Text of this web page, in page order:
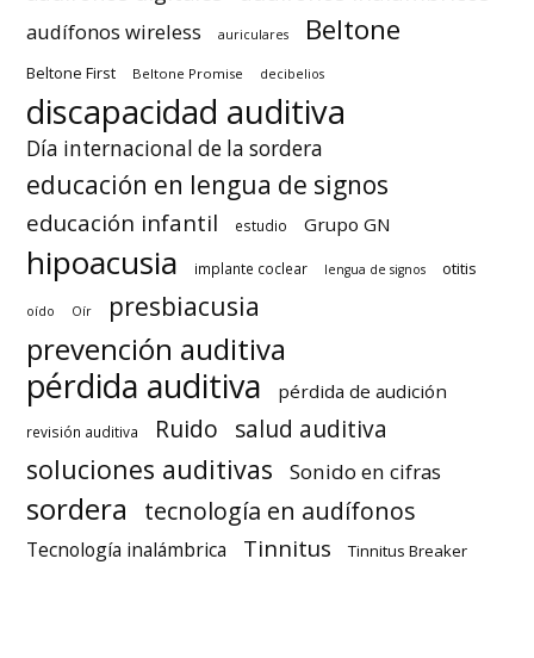
audífonos wireless auriculares Beltone
Beltone First Beltone Promise decibelios
discapacidad auditiva
Día internacional de la sordera
educación en lengua de signos
educación infantil estudio Grupo GN
hipoacusia implante coclear lengua de signos otitis
oído Oír presbiacusia
prevención auditiva
pérdida auditiva pérdida de audición
revisión auditiva Ruido salud auditiva
soluciones auditivas Sonido en cifras
sordera tecnología en audífonos
Tecnología inalámbrica Tinnitus Tinnitus Breaker